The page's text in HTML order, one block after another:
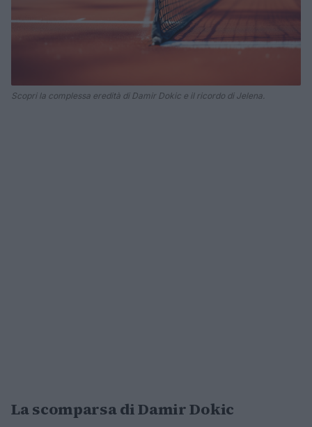
Scopri la complessa eredità di Damir Dokic e il ricordo di Jelena.
La scomparsa di Damir Dokic